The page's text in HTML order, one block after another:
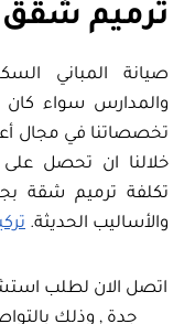
ترميم شقق
صيانة المباني
والمدارس سواء كان
تخصصاتنا في مجال
خلالنا ان تحصل على
تكلفة ترميم شقة
والأساليب الحديثة.
اتصل الان لطلب
جدة , وذلك